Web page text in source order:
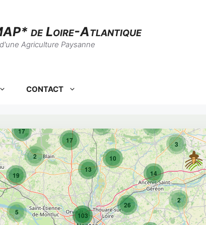
de Loire-Atlantique
Agriculture Paysanne
CONTACT
3
2
14
17
17
2
19
10
5
26
13
103